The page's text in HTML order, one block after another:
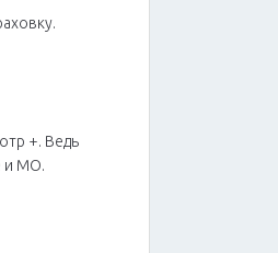
+. Ведь
и МО.